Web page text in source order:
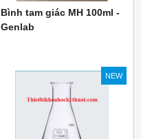
Bình tam giác MH 100ml -
Genlab
NEW